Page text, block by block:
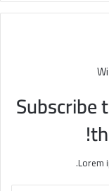
Lorem